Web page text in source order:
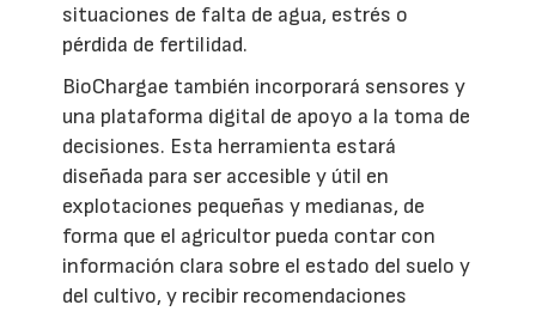
situaciones de falta de agua, estrés o
pérdida de fertilidad.
BioChargae también incorporará sensores y
una plataforma digital de apoyo a la toma de
decisiones. Esta herramienta estará
diseñada para ser accesible y útil en
explotaciones pequeñas y medianas, de
forma que el agricultor pueda contar con
información clara sobre el estado del suelo y
del cultivo, y recibir recomendaciones